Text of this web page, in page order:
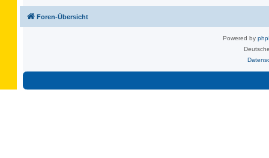
Foren-Übersicht
Powered by